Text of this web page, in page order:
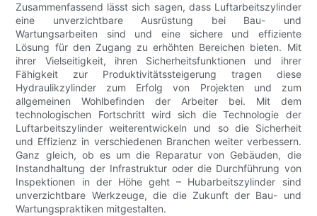
Zusammenfassend lässt sich sagen, dass Luftarbeitszylinder
eine unverzichtbare Ausrüstung bei Bau- und
Wartungsarbeiten sind und eine sichere und effiziente
Lösung für den Zugang zu erhöhten Bereichen bieten. Mit
ihrer Vielseitigkeit, ihren Sicherheitsfunktionen und ihrer
Fähigkeit zur Produktivitätssteigerung tragen diese
Hydraulikzylinder zum Erfolg von Projekten und zum
allgemeinen Wohlbefinden der Arbeiter bei. Mit dem
technologischen Fortschritt wird sich die Technologie der
Luftarbeitszylinder weiterentwickeln und so die Sicherheit
und Effizienz in verschiedenen Branchen weiter verbessern.
Ganz gleich, ob es um die Reparatur von Gebäuden, die
Instandhaltung der Infrastruktur oder die Durchführung von
Inspektionen in der Höhe geht – Hubarbeitszylinder sind
unverzichtbare Werkzeuge, die die Zukunft der Bau- und
Wartungspraktiken mitgestalten.